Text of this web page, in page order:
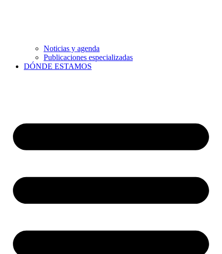
Noticias y agenda
Publicaciones especializadas
DÓNDE ESTAMOS